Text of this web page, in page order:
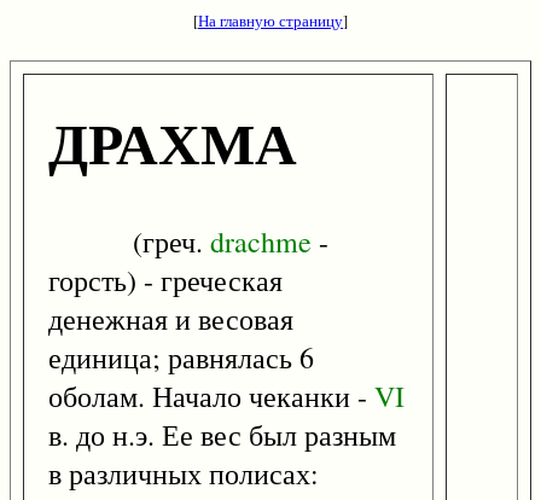
[На главную страницу]
ДРАХМА
(греч. drachme -
горсть) - греческая
денежная и весовая
единица; равнялась 6
оболам. Начало чеканки - VI
в. до н.э. Ее вес был разным
в различных полисах: